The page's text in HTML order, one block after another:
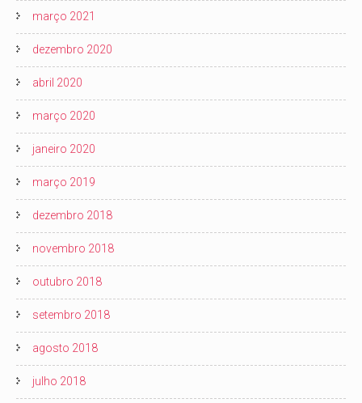
março 2021
dezembro 2020
abril 2020
março 2020
janeiro 2020
março 2019
dezembro 2018
novembro 2018
outubro 2018
setembro 2018
agosto 2018
julho 2018